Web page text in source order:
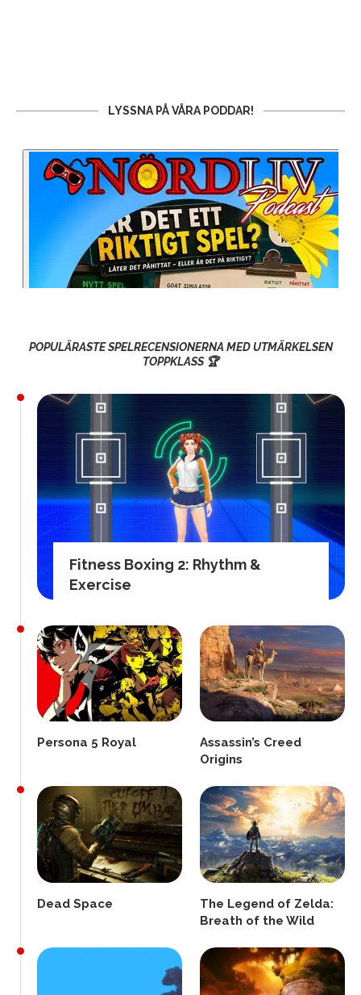
LYSSNA PÅ VÅRA PODDAR!
POPULÄRASTE SPELRECENSIONERNA MED UTMÄRKELSEN
TOPPKLASS 🏆
Fitness Boxing 2: Rhythm &
Exercise
Persona 5 Royal
Assassin’s Creed
Origins
Dead Space
The Legend of Zelda:
Breath of the Wild